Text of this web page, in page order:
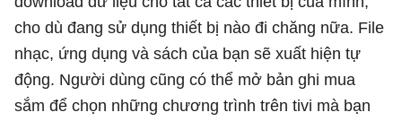
cho dù đang sử dụng thiết bị nào đi chăng nữa. File
nhạc, ứng dụng và sách của bạn sẽ xuất hiện tự
động. Người dùng cũng có thể mở bản ghi mua
sắm để chọn những chương trình trên tivi mà bạn